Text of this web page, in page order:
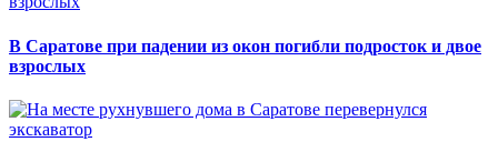
В Саратове при падении из окон погибли подросток и двое
взрослых